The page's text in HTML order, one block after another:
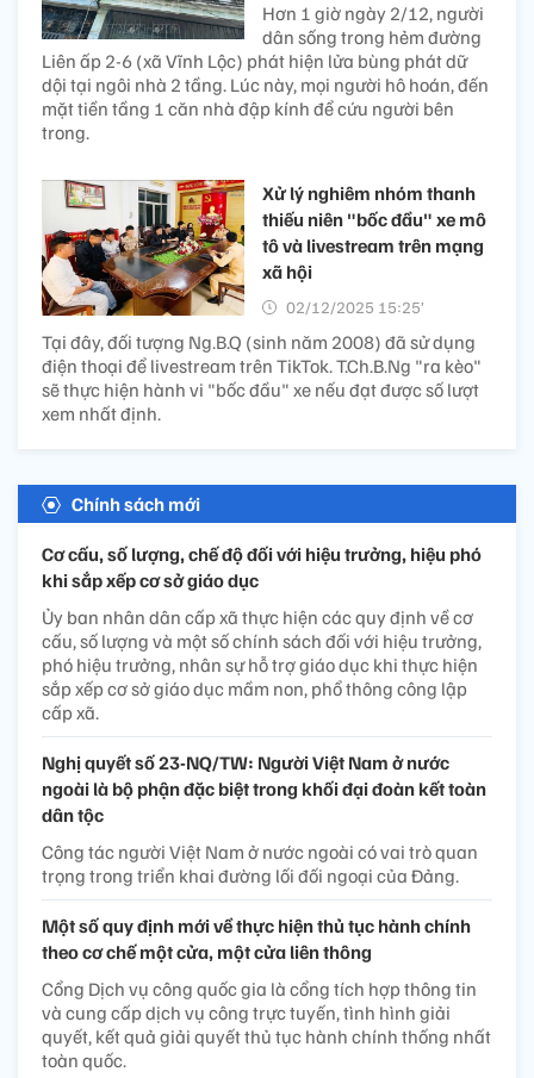
Hơn 1 giờ ngày 2/12, người
dân sống trong hẻm đường
Liên ấp 2-6 (xã Vĩnh Lộc) phát hiện lửa bùng phát dữ
dội tại ngôi nhà 2 tầng. Lúc này, mọi người hô hoán, đến
mặt tiền tầng 1 căn nhà đập kính để cứu người bên
trong.
Xử lý nghiêm nhóm thanh
thiếu niên "bốc đầu" xe mô
tô và livestream trên mạng
xã hội
02/12/2025 15:25’
Tại đây, đối tượng Ng.B.Q (sinh năm 2008) đã sử dụng
điện thoại để livestream trên TikTok. T.Ch.B.Ng "ra kèo"
sẽ thực hiện hành vi "bốc đầu" xe nếu đạt được số lượt
xem nhất định.
Chính sách mới
Cơ cấu, số lượng, chế độ đối với hiệu trưởng, hiệu phó
khi sắp xếp cơ sở giáo dục
Ủy ban nhân dân cấp xã thực hiện các quy định về cơ
cấu, số lượng và một số chính sách đối với hiệu trưởng,
phó hiệu trưởng, nhân sự hỗ trợ giáo dục khi thực hiện
sắp xếp cơ sở giáo dục mầm non, phổ thông công lập
cấp xã.
Nghị quyết số 23-NQ/TW: Người Việt Nam ở nước
ngoài là bộ phận đặc biệt trong khối đại đoàn kết toàn
dân tộc
Công tác người Việt Nam ở nước ngoài có vai trò quan
trọng trong triển khai đường lối đối ngoại của Đảng.
Một số quy định mới về thực hiện thủ tục hành chính
theo cơ chế một cửa, một cửa liên thông
Cổng Dịch vụ công quốc gia là cổng tích hợp thông tin
và cung cấp dịch vụ công trực tuyến, tình hình giải
quyết, kết quả giải quyết thủ tục hành chính thống nhất
toàn quốc.